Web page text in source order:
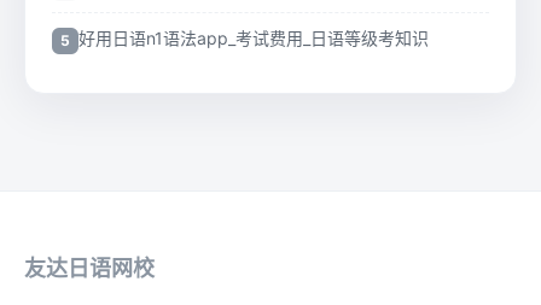
好用日语n1语法app_考试费用_日语等级考知识
友达日语网校